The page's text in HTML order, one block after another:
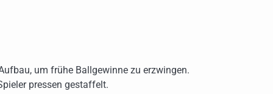
um frühe Ballgewinne zu erzwingen.
pressen gestaffelt.